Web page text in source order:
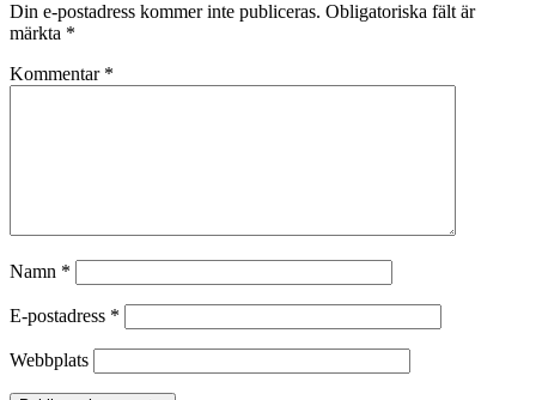
Din e-postadress kommer inte publiceras. Obligatoriska fält är
märkta *
Kommentar *
Namn *
E-postadress *
Webbplats